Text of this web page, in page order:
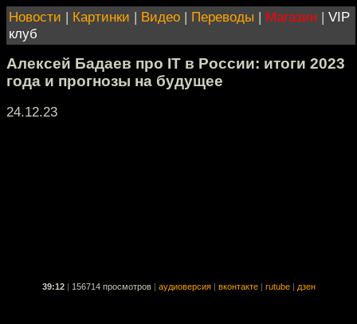
Новости | Картинки | Видео | Переводы | Магазин | VIP
клуб
Алексей Бадаев про IT в России: итоги 2023
года и прогнозы на будущее
24.12.23
39:12 156714 просмотров аудиоверсия вконтакте rutube дзен